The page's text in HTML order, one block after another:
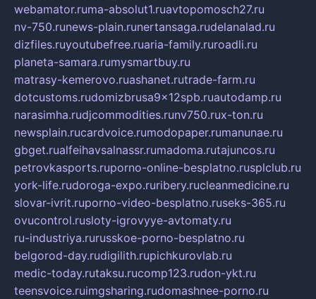
webamator.ruma-absolut1.ruavtopomosch27.ru
nv-750.runews-plain.runertansaga.rudelanalad.ru
dizfiles.ruyoutubefree.ruaria-family.ruroadli.ru
planeta-samara.rumysmartbuy.ru
matrasy-kemerovo.ruashanet.rutrade-farm.ru
dotcustoms.rudomizbrusa9x12spb.ruautodamp.ru
narasimha.rudjcommodities.runv750.rux-ton.ru
newsplain.rucardvoice.rumodopaper.rumanunae.ru
gbget.rualfeihavsalnassr.rumadoma.rutajuncos.ru
petrovkasports.ruporno-online-besplatno.rusplclub.ru
york-life.rudoroga-expo.ruribery.rucleanmedicine.ru
slovar-ivrit.ruporno-video-besplatno.ruseks-365.ru
ovucontrol.rusloty-igrovyye-avtomaty.ru
ru-industriya.rurusskoe-porno-besplatno.ru
belgorod-day.rudigilith.rupichkurovlab.ru
medic-today.rutaksu.rucomp123.rudon-ykt.ru
teensvoice.ruimgsharing.rudomashnee-porno.ru